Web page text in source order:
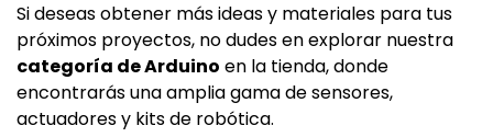
Si deseas obtener más ideas y materiales para tus
próximos proyectos, no dudes en explorar nuestra
categoría de Arduino en la tienda, donde
encontrarás una amplia gama de sensores,
actuadores y kits de robótica.